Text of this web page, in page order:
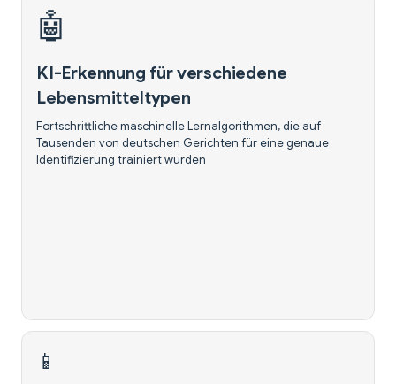
🤖
KI-Erkennung für verschiedene
Lebensmitteltypen
Fortschrittliche maschinelle Lernalgorithmen, die auf
Tausenden von deutschen Gerichten für eine genaue
Identifizierung trainiert wurden
📱